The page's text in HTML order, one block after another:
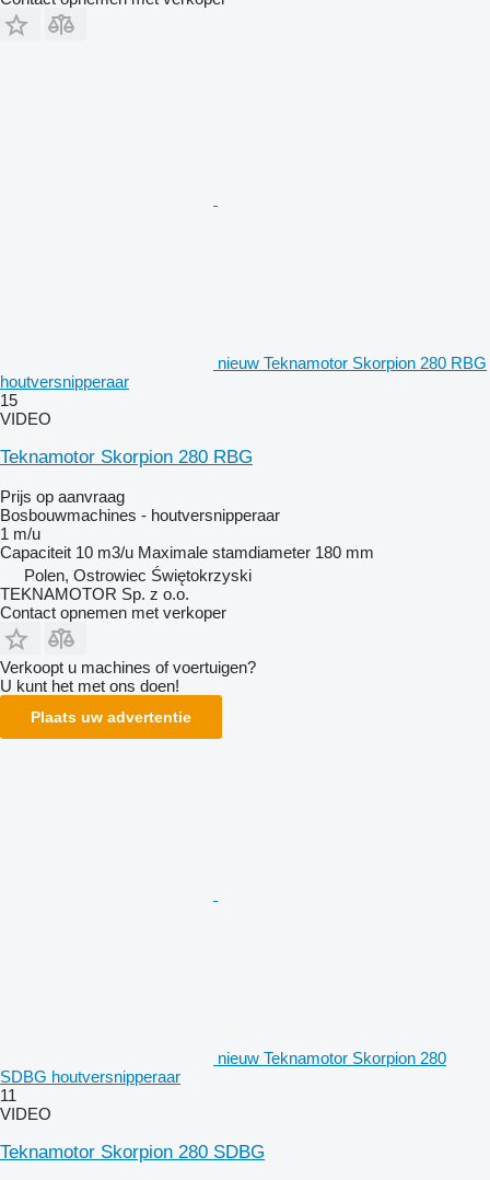
nieuw Teknamotor Skorpion 280 RBG
houtversnipperaar
15
VIDEO
Teknamotor Skorpion 280 RBG
Prijs op aanvraag
Bosbouwmachines - houtversnipperaar
1 m/u
Capaciteit 10 m3/u Maximale stamdiameter 180 mm
Polen, Ostrowiec Świętokrzyski
TEKNAMOTOR Sp. z o.o.
Contact opnemen met verkoper
Verkoopt u machines of voertuigen?
U kunt het met ons doen!
Plaats uw advertentie
nieuw Teknamotor Skorpion 280
SDBG houtversnipperaar
11
VIDEO
Teknamotor Skorpion 280 SDBG